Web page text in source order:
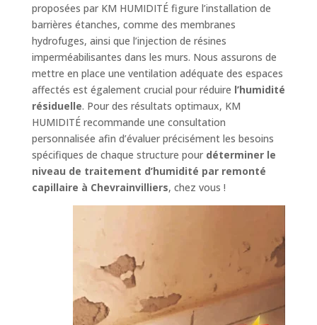
proposées par KM HUMIDITÉ figure l’installation de
barrières étanches, comme des membranes
hydrofuges, ainsi que l’injection de résines
imperméabilisantes dans les murs. Nous assurons de
mettre en place une ventilation adéquate des espaces
affectés est également crucial pour réduire l’humidité
résiduelle. Pour des résultats optimaux, KM
HUMIDITÉ recommande une consultation
personnalisée afin d’évaluer précisément les besoins
spécifiques de chaque structure pour déterminer le
niveau de traitement d’humidité par remonté
capillaire à Chevrainvilliers, chez vous !